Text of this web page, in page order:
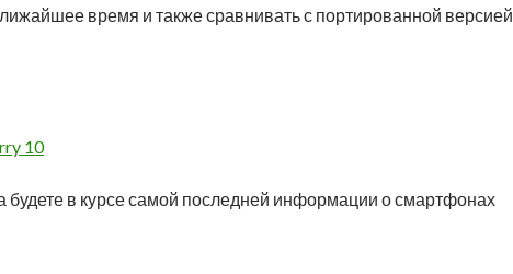
время и также сравнивать с портированной версией
10
в курсе самой последней информации о смартфонах